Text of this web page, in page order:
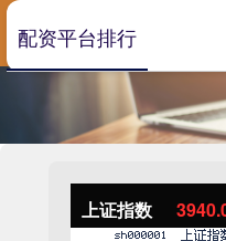
上证指数
配资平台排行